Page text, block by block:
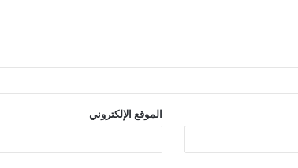
الموقع الإلكتروني